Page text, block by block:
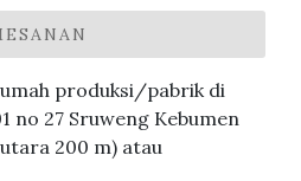
produksi/pabrik di
no 27 Sruweng Kebumen
200 m) atau